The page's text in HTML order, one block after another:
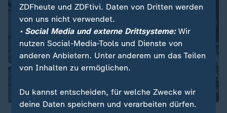
ZDFheute und ZDFtivi. Daten von Dritten werden
von uns nicht verwendet.
• Social Media und externe Drittsysteme:Wir
nutzen Social-Media-Tools und Dienste von
anderen Anbietern. Unter anderem um das Teilen
von Inhalten zu ermöglichen.
Du kannst entscheiden, für welche Zwecke wir
deine Daten speichern und verarbeiten dürfen.